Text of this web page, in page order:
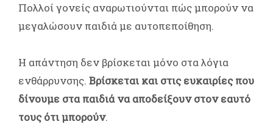
Πολλοί γονείς αναρωτιούνται πώς μπορούν να
μεγαλώσουν παιδιά με αυτοπεποίθηση.
Η απάντηση δεν βρίσκεται μόνο στα λόγια
ενθάρρυνσης. Βρίσκεται και στις ευκαιρίες που
δίνουμε στα παιδιά να αποδείξουν στον εαυτό
τους ότι μπορούν.